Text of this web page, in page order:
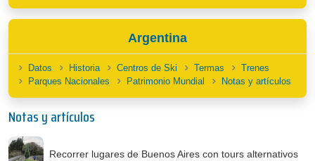
Argentina
Datos Historia Centros de Ski Termas
Trenes
Parques Nacionales
Patrimonio Mundial Notas y artículos
Notas y artículos
Recorrer lugares de Buenos Aires con tours alternativos